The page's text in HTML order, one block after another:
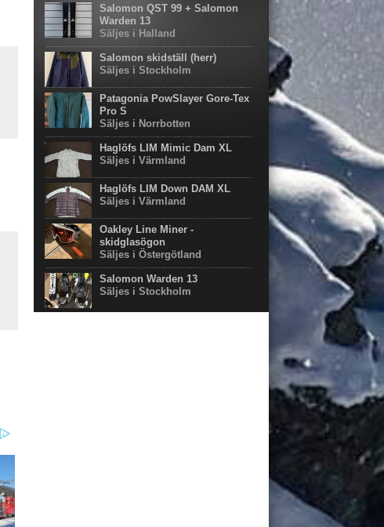
Salomon QST 99 + Salomon
Warden 13
Säljes i Halland
Salomon skidställ (herr)
Säljes i Stockholm
Patagonia PowSlayer Gore-Tex
Pro S
Säljes i Norrbotten
Haglöfs LIM Mimic Dam XL
Säljes i Värmland
Haglöfs LIM Down DAM XL
Säljes i Värmland
Oakley Line Miner -
skidglasögon
Säljes i Östergötland
Salomon Warden 13
Säljes i Stockholm